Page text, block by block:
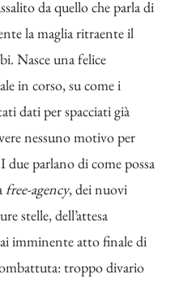
da quello che parla di
la maglia ritraente il
Nasce una felice
in corso, su come i
dati per spacciati già
nessuno motivo per
parlano di come possa
free-agency, dei nuovi
stelle, dell’attesa
imminente atto finale di
troppo divario